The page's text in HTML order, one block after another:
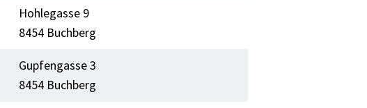
Hohlegasse 9
8454 Buchberg
Gupfengasse 3
8454 Buchberg